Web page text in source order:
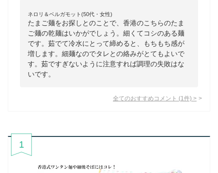
ネロリ＆ベルガモット(50代・女性)
たまご麺をお探しとのことで、香港のこちらのたま
ご麺の乾麺はいかがでしょう。細くてコシのある麺
です。茹でて冷水にとって締めると、もちもち感が
増します。細麺なのでタレとの絡みがとてもよいで
す。茹ですぎないように注意すれば調理の失敗はな
いです。
全てのおすすめコメント (1 件) >
1